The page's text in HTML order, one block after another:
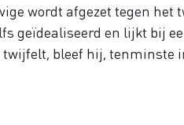
wordt afgezet tegen het
geïdealiseerd en lijkt bij
twijfelt, bleef hij, tenminste